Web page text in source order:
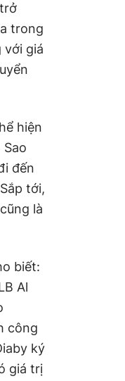
trong
với giá
hiện
đến
tới,
là
biết:
Al
công
ký
giá trị